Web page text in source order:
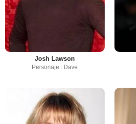
Josh Lawson
Personaje : Dave